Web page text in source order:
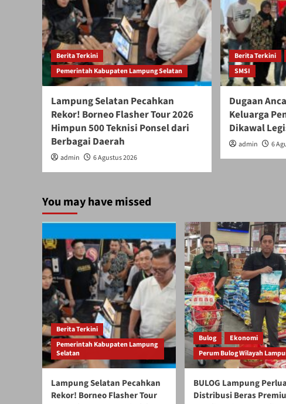
Berita Terkini
Pemerintah Kabupaten Lampung Selatan
Lampung Selatan Pecahkan
Rekor! Borneo Flasher Tour 2026
Himpun 500 Teknisi Ponsel dari
Berbagai Daerah
admin 6 Agustus 2026
Berita Terkini
SMSI
Dugaan
Keluarga
Dikawal
admin 6
You may have missed
Berita Terkini
Pemerintah Kabupaten Lampung
Selatan
Lampung Selatan Pecahkan
Rekor! Borneo Flasher Tour
Bulog
Ekonomi
Perum Bulog Wilayah
BULOG Lampung
Distribusi Beras